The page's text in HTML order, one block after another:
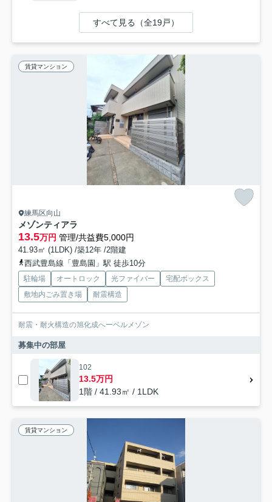
すべて見る（全19戸）
賃貸マンション
練馬区向山
メゾンティアラ
13.5万円 管理/共益費5,000円
41.93㎡ (1LDK) /築12年 /2階建
西武豊島線「豊島園」駅 徒歩10分
駐輪場 オートロック 光ファイバー
宅配ボックス
敷地内ごみ置き場
耐震構造
耐震・耐火構造の旭化成へーベルメゾン
募集中の部屋
102
13.5万円
1階 / 41.93㎡ / 1LDK
賃貸マンション